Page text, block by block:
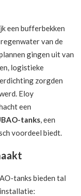
een bufferbekken
van de
gingen uit van
logistieke
zorgden
Eloy
een
tanks, een
voordeel biedt.
tanks bieden tal